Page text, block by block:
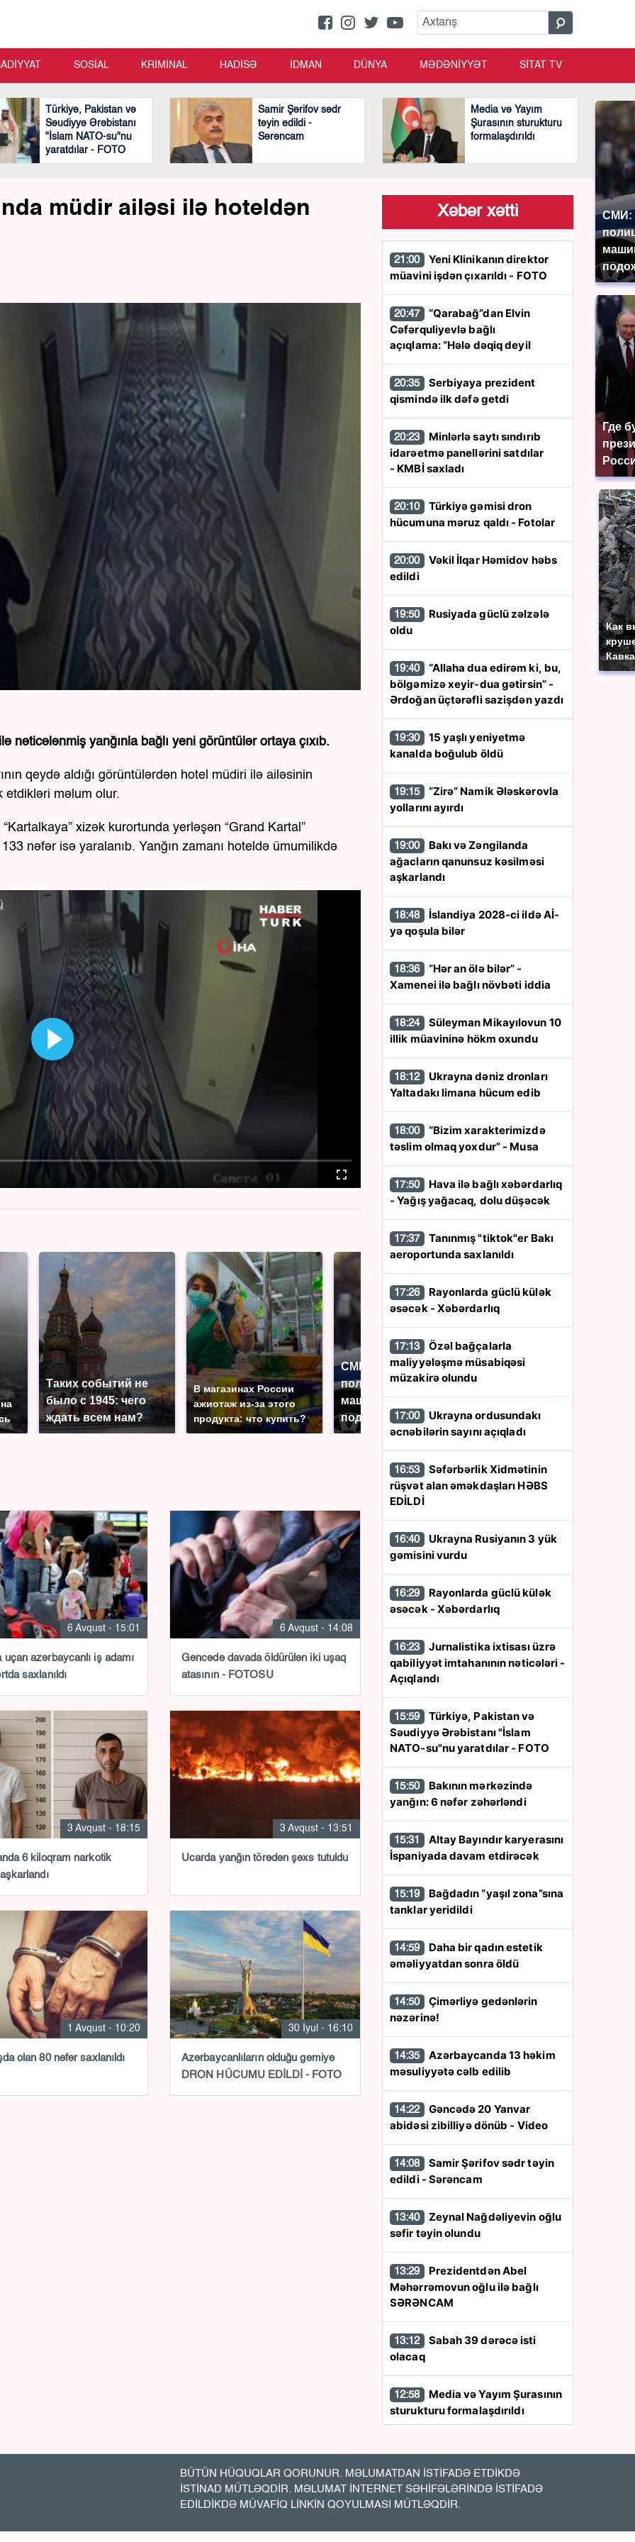
СМИ:
Где
Как
SOSİAL KRİMİNAL HADİSƏ İDMAN DÜNYA MƏDƏNİYYƏT SİTAT TV
Türkiyə, Pakistan və
Səudiyyə Ərəbistanı
"İslam NATO-su"nu
yaratdılar - FOTO
Samir Şərifov sədr
təyin edildi -
Sərəncam
Media və Yayım
Şurasının sturukturu
formalaşdırıldı
müdir ailəsi ilə hoteldən
nəticələnmiş yanğınla bağlı yeni görüntülər ortaya çıxıb.
qeydə aldığı görüntülərdən hotel müdiri ilə ailəsinin
etdikləri məlum olur.
xizək kurortunda yerləşən “Grand Kartal”
nəfər isə yaralanıb. Yanğın zamanı hoteldə ümumilikdə
Таких событий не
было с 1945: чего
ждать всем нам?
В магазинах России
ажиотаж из-за этого
продукта: что купить?
СМИ: В Химках на
полицейскую
машину напали и
подожгли.
президентов США и
России: Европа?
6 Avqust - 15:01
uçan azərbaycanlı iş adamı
saxlanıldı
6 Avqust - 14:08
Gəncədə davada öldürülən iki uşaq
atasının - FOTOSU
3 Avqust - 18:15
6 kiloqram narkotik
3 Avqust - 13:51
Ucarda yanğın törədən şəxs tutuldu
1 Avqust - 10:20
olan 80 nəfər saxlanıldı
30 İyul - 16:10
Azərbaycanlıların olduğu gəmiyə
DRON HÜCUMU EDİLDİ - FOTO
Xəbər xətti
21:00
müavini işdən çıxarıldı - FOTO
20:47
Cəfərquliyevlə bağlı
açıqlama: “Hələ dəqiq deyil
20:35
qismində ilk dəfə getdi
20:23
idarəetmə panellərini satdılar
- KMBİ saxladı
20:10
hücumuna məruz qaldı - Fotolar
20:00
edildi
19:50
oldu
19:40
bölgəmizə xeyir-dua gətirsin” -
Ərdoğan üçtərəfli sazişdən yazdı
19:30
kanalda boğulub öldü
19:15
yollarını ayırdı
19:00
ağacların qanunsuz kəsilməsi
aşkarlandı
18:48
yə qoşula bilər
18:36
Xamenei ilə bağlı növbəti iddia
18:24
illik müavininə hökm oxundu
18:12
Yaltadakı limana hücum edib
18:00
təslim olmaq yoxdur” - Musa
17:50
- Yağış yağacaq, dolu düşəcək
17:37
aeroportunda saxlanıldı
17:26
əsəcək - Xəbərdarlıq
17:13
maliyyələşmə müsabiqəsi
müzakirə olundu
17:00
əcnəbilərin sayını açıqladı
16:53
rüşvət alan əməkdaşları HƏBS
EDİLDİ
16:40
gəmisini vurdu
16:29
əsəcək - Xəbərdarlıq
16:23
qabiliyyət imtahanının nəticələri -
Açıqlandı
15:59
Səudiyyə Ərəbistanı "İslam
NATO-su"nu yaratdılar - FOTO
15:50
yanğın: 6 nəfər zəhərləndi
15:31
İspaniyada davam etdirəcək
15:19
tanklar yeridildi
14:59
əməliyyatdan sonra öldü
14:50
nəzərinə!
14:35
məsuliyyətə cəlb edilib
14:22
abidəsi zibilliyə dönüb - Video
14:08
edildi - Sərəncam
13:40
səfir təyin olundu
13:29
Məhərrəmovun oğlu ilə bağlı
SƏRƏNCAM
13:12
olacaq
12:58
sturukturu formalaşdırıldı
azərbaycanlıların olduğu gəmiyə
PUA hücumu - Anbaan- Video
meyiti tapıldı
BÜTÜN HÜQUQLAR QORUNUR. MƏLUMATDAN İSTİFADƏ ETDİKDƏ
İSTİNAD MÜTLƏQDİR. MƏLUMAT İNTERNET SƏHİFƏLƏRİNDƏ İSTİFADƏ
EDİLDİKDƏ MÜVAFİQ LİNKİN QOYULMASI MÜTLƏQDİR.